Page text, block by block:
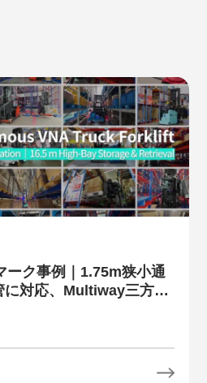
ーク事例｜1.75m狭小通
に対応、Multiway三方叉